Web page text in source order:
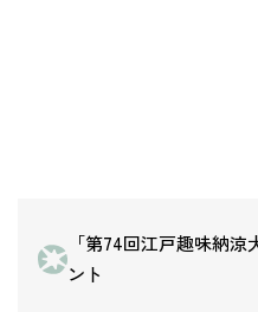
「第74回江戸趣味納
ント